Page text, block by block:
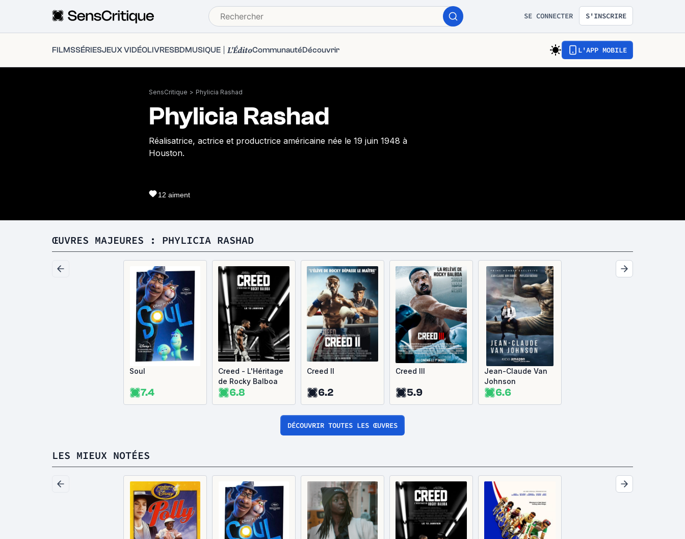
SE CONNECTER S'INSCRIRE
FILMSSÉRIESJEUX VIDÉOLIVRESBDMUSIQUE L'ÉditoCommunautéDécouvrir L'APP MOBILE
SensCritique > Phylicia Rashad
Phylicia Rashad
Réalisatrice, actrice et productrice américaine née le 19 juin 1948 à
Houston.
12 aiment
ŒUVRES MAJEURES : PHYLICIA RASHAD
Soul
7.4
Creed - L'Héritage
de Rocky Balboa
6.8
Creed II
6.2
Creed III
5.9
Jean-Claude Van
Johnson
6.6
DÉCOUVRIR TOUTES LES ŒUVRES
LES MIEUX NOTÉES